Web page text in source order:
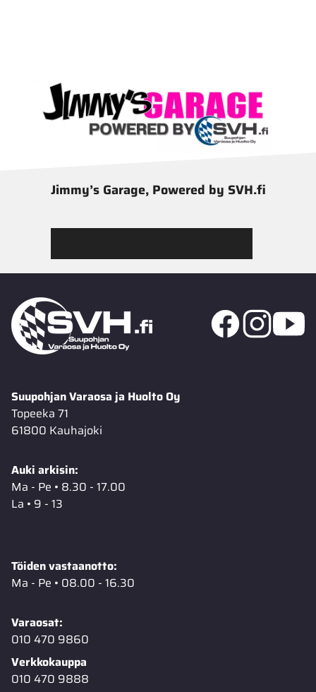
Jimmy’s Garage, Powered by SVH.fi
Suupohjan Varaosa ja Huolto Oy
Topeeka 71
61800 Kauhajoki
Auki arkisin:
Ma - Pe • 8.30 - 17.00
La • 9 - 13
Töiden vastaanotto:
Ma - Pe • 08.00 - 16.30
Varaosat:
010 470 9860
Verkkokauppa
010 470 9888